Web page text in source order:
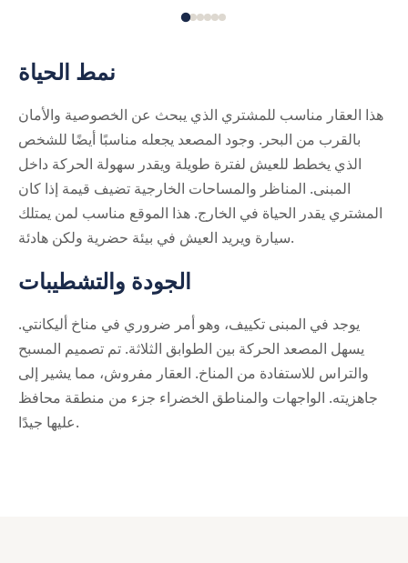
نمط الحياة
هذا العقار مناسب للمشتري الذي يبحث عن الخصوصية والأمان
بالقرب من البحر. وجود المصعد يجعله مناسبًا أيضًا للشخص
الذي يخطط للعيش لفترة طويلة ويقدر سهولة الحركة داخل
المبنى. المناظر والمساحات الخارجية تضيف قيمة إذا كان
المشتري يقدر الحياة في الخارج. هذا الموقع مناسب لمن يمتلك
سيارة ويريد العيش في بيئة حضرية ولكن هادئة.
الجودة والتشطيبات
يوجد في المبنى تكييف، وهو أمر ضروري في مناخ أليكانتي.
يسهل المصعد الحركة بين الطوابق الثلاثة. تم تصميم المسبح
والتراس للاستفادة من المناخ. العقار مفروش، مما يشير إلى
جاهزيته. الواجهات والمناطق الخضراء جزء من منطقة محافظ
عليها جيدًا.